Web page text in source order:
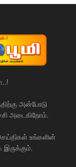
அன்போடு
அடைகிறோம்.
உங்களின்
இருக்கும்.